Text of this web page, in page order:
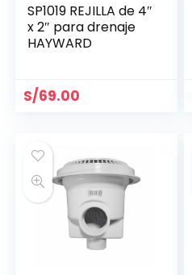
SP1019 REJILLA de 4″
x 2″ para drenaje
HAYWARD
S/69.00